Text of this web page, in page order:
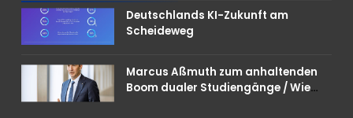
Deutschlands KI-Zukunft am
Scheideweg
Marcus Aßmuth zum anhaltenden
Boom dualer Studiengänge / Wie